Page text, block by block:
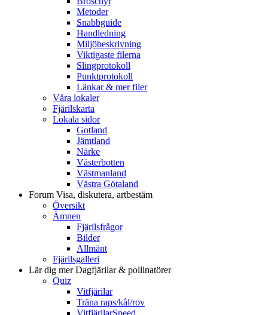
Metoder
Snabbguide
Handledning
Miljöbeskrivning
Viktigaste filerna
Slingprotokoll
Punktprotokoll
Länkar & mer filer
Våra lokaler
Fjärilskarta
Lokala sidor
Gotland
Jämtland
Närke
Västerbotten
Västmanland
Västra Götaland
Forum Visa, diskutera, artbestäm
Översikt
Ämnen
Fjärilsfrågor
Bilder
Allmänt
Fjärilsgalleri
Lär dig merDagfjärilar & pollinatörer
Quiz
Vitfjärilar
Träna raps/kål/rov
VitfjärilarSpeed